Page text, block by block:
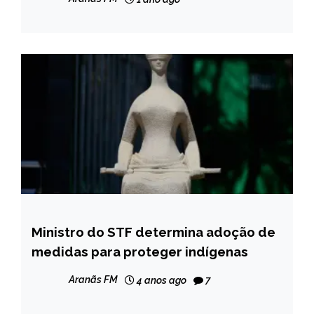
BRASIL
NOTÍCIAS
Ministro do STF determina adoção de
medidas para proteger indígenas
Aranãs FM 4 anos ago 7